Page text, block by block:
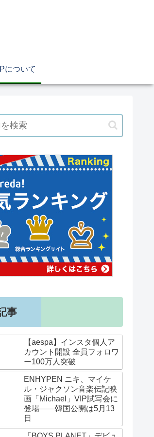
について
事
【aespa】インスタ個人ア
カウント開設 全員フォロワ
ー100万人突破
ENHYPEN ニキ、マイケ
ル・ジャクソン音楽伝記映
画「Michael」VIP試写会に
登場——韓国公開は5月13
日